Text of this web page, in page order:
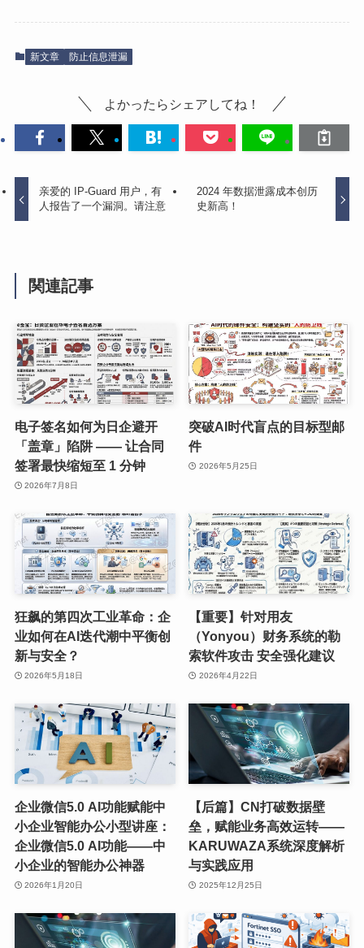
新文章 防止信息泄漏
よかったらシェアしてね！
亲爱的 IP-Guard 用户，有
人报告了一个漏洞。请注意
2024 年数据泄露成本创历
史新高！
関連記事
电子签名如何为日企避开
「盖章」陷阱 —— 让合同
签署最快缩短至 1 分钟
2026年7月8日
突破AI时代盲点的目标型邮
件
2026年5月25日
狂飙的第四次工业革命：企
业如何在AI迭代潮中平衡创
新与安全？
2026年5月18日
【重要】针对用友
（Yonyou）财务系统的勒
索软件攻击 安全强化建议
2026年4月22日
企业微信5.0 AI功能赋能中
小企业智能办公小型讲座：
企业微信5.0 AI功能——中
小企业的智能办公神器
2026年1月20日
【后篇】CN打破数据壁
垒，赋能业务高效运转——
KARUWAZA系统深度解析
与实践应用
2025年12月25日